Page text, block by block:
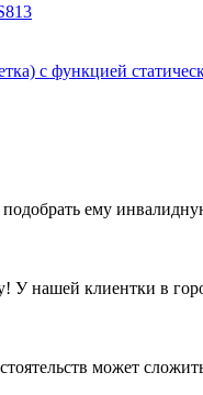
ему
У нашей клиентки в
может